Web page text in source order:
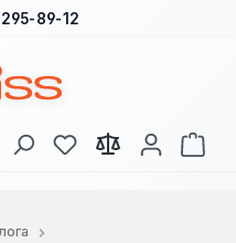
89-12
У вас є 0 у списку